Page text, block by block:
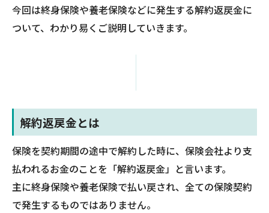
今回は終身保険や養老保険などに発生する解約返戻金に
ついて、わかり易くご説明していきます。
解約返戻金とは
保険を契約期間の途中で解約した時に、保険会社より支
払われるお金のことを「解約返戻金」と言います。
主に終身保険や養老保険で払い戻され、全ての保険契約
で発生するものではありません。